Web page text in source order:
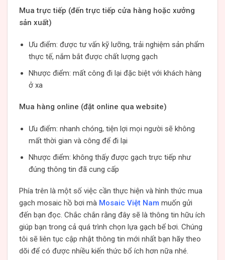
Mua trực tiếp (đến trực tiếp cửa hàng hoặc xưởng
sản xuất)
Ưu điểm: được tư vấn kỹ lưỡng, trải nghiệm sản phẩm
thực tế, nắm bắt được chất lượng gạch
Nhược điểm: mất công đi lại đặc biệt với khách hàng
ở xa
Mua hàng online (đặt online qua website)
Ưu điểm: nhanh chóng, tiện lợi mọi người sẽ không
mất thời gian và công để đi lại
Nhược điểm: không thấy được gạch trực tiếp như
đúng thông tin đã cung cấp
Phía trên là một số việc cần thực hiện và hình thức mua
gạch mosaic hồ bơi mà Mosaic Việt Nam muốn gửi
đến bạn đọc. Chắc chắn rằng đây sẽ là thông tin hữu ích
giúp bạn trong cả quá trình chọn lựa gạch bể bơi. Chúng
tôi sẽ liên tục cập nhật thông tin mới nhất bạn hãy theo
dõi để có được nhiều kiến thức bổ ích hơn nữa nhé.